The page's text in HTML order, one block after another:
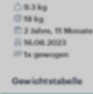
9.3 kg
18 kg
2 Jahre, 11 Monate
16.08.2023
1x gewogen
Gewichtstabelle